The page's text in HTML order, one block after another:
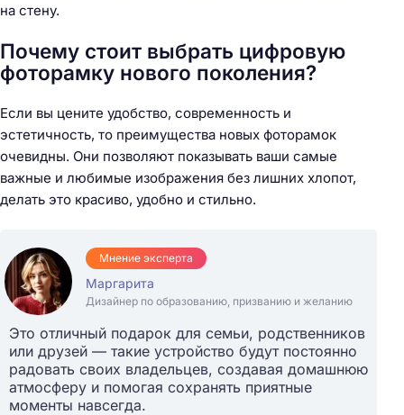
на стену.
Почему стоит выбрать цифровую
фоторамку нового поколения?
Если вы цените удобство, современность и
эстетичность, то преимущества новых фоторамок
очевидны. Они позволяют показывать ваши самые
важные и любимые изображения без лишних хлопот,
делать это красиво, удобно и стильно.
Мнение эксперта
Маргарита
Дизайнер по образованию, призванию и желанию
Это отличный подарок для семьи, родственников
или друзей — такие устройство будут постоянно
радовать своих владельцев, создавая домашнюю
атмосферу и помогая сохранять приятные
моменты навсегда.